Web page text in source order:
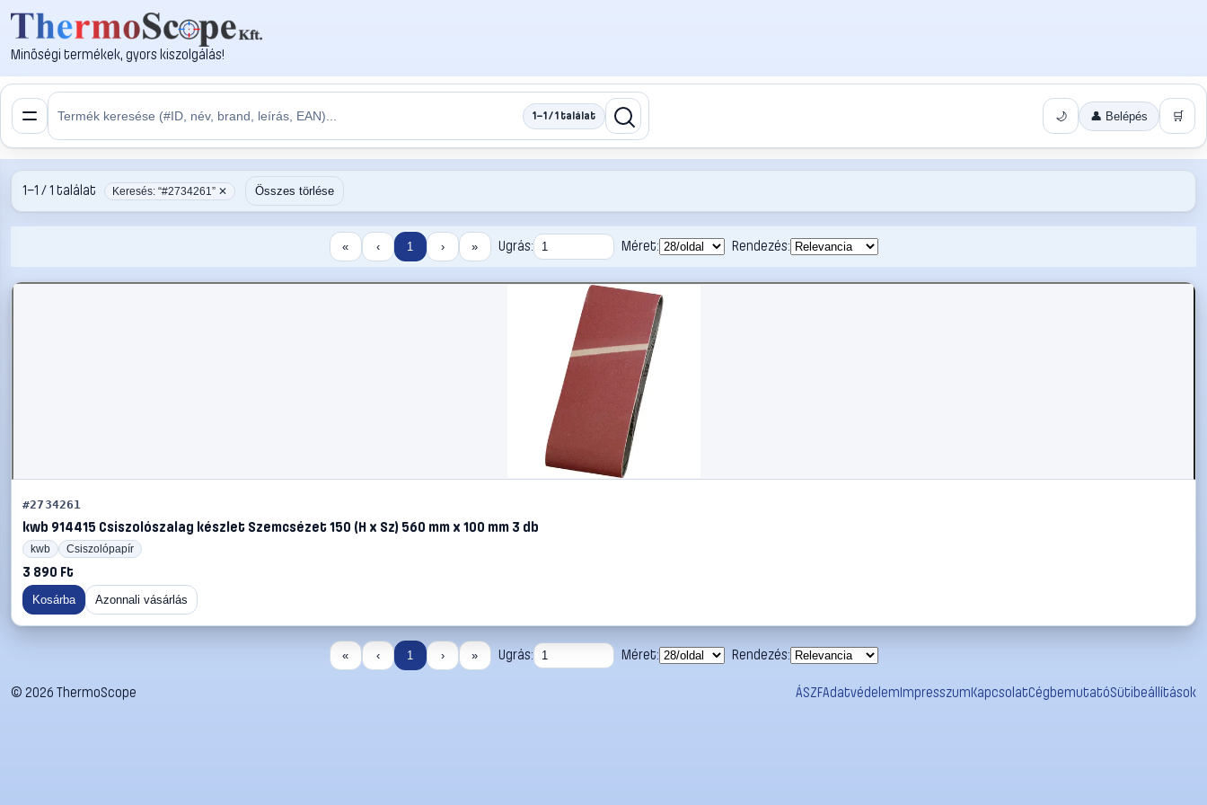
Minőségi termékek, gyors kiszolgálás!
1–1 / 1 találat 🌙 👤 Belépés 🛒
1–1 / 1 találat Keresés: “#2734261” ✕ Összes törlése
« ‹ 1 › » Ugrás: Méret: Rendezés:
#2734261
kwb 914415 Csiszolószalag készlet Szemcsézet 150 (H x Sz) 560 mm x 100 mm 3 db
kwb Csiszolópapír
3 890 Ft
Kosárba Azonnali vásárlás
« ‹ 1 › » Ugrás: Méret: Rendezés:
© 2026 ThermoScope ÁSZFAdatvédelemImpresszumKapcsolatCégbemutatóSütibeállítások